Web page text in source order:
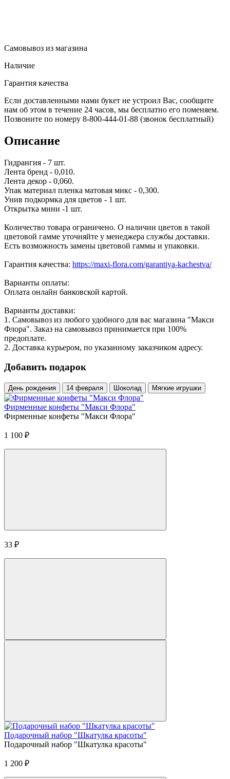
Самовывоз из магазина
Наличие
Гарантия качества
Если доставленными нами букет не устроил Вас, сообщите
нам об этом в течение 24 часов, мы бесплатно его поменяем.
Позвоните по номеру 8-800-444-01-88 (звонок бесплатный)
Описание
Гидрангия - 7 шт.
Лента бренд - 0,010.
Лента декор - 0,060.
Упак материал пленка матовая микс - 0,300.
Унив подкормка для цветов - 1 шт.
Открытка мини -1 шт.
Количество товара ограничено. О наличии цветов в такой
цветовой гамме уточняйте у менеджера службы доставки.
Есть возможность замены цветовой гаммы и упаковки.
Гарантия качества: https://maxi-flora.com/garantiya-kachestva/
Варианты оплаты:
Оплата онлайн банковской картой.
Варианты доставки:
1. Самовывоз из любого удобного для вас магазина "Макси
Флора". Заказ на самовывоз принимается при 100%
предоплате.
2. Доставка курьером, по указанному заказчиком адресу.
Добавить подарок
День рождения 14 февраля Шоколад Мягкие игрушки
Фирменные конфеты "Макси Флора"
Фирменные конфеты "Макси Флора"
1 100 ₽
33 ₽
Подарочный набор "Шкатулка красоты"
Подарочный набор "Шкатулка красоты"
1 200 ₽